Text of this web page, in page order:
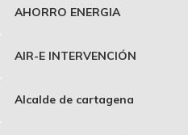
AHORRO ENERGIA
AIR-E INTERVENCIÓN
Alcalde de cartagena